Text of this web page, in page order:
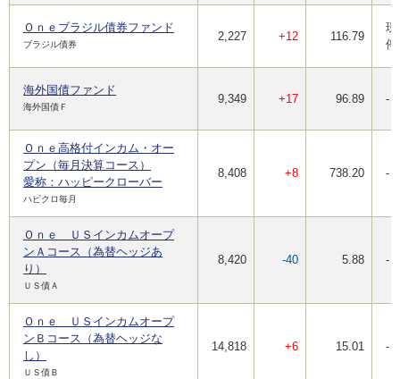
Ｏｎｅブラジル債券ファンド
ブラジル債券
2,227 +12 116.79
現
停
海外国債ファンド
海外国債Ｆ
9,349 +17 96.89 -
Ｏｎｅ高格付インカム・オー
プン（毎月決算コース）
愛称：ハッピークローバー
ハピクロ毎月
8,408 +8 738.20 -
Ｏｎｅ ＵＳインカムオープ
ンＡコース（為替ヘッジあ
り）
ＵＳ債Ａ
8,420 -40 5.88 -
Ｏｎｅ ＵＳインカムオープ
ンＢコース（為替ヘッジな
し）
ＵＳ債Ｂ
14,818 +6 15.01 -